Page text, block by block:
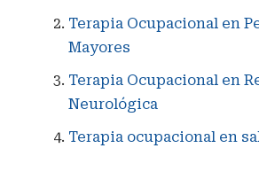
Terapia Ocupacional en
Mayores
Terapia Ocupacional en
Neurológica
Terapia ocupacional en